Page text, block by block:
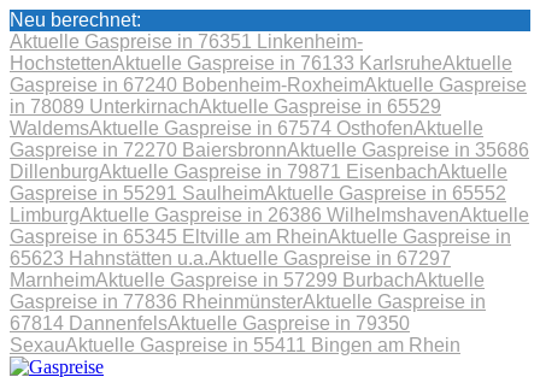
Neu berechnet:
Aktuelle Gaspreise in 76351 Linkenheim-
HochstettenAktuelle Gaspreise in 76133 KarlsruheAktuelle
Gaspreise in 67240 Bobenheim-RoxheimAktuelle Gaspreise
in 78089 UnterkirnachAktuelle Gaspreise in 65529
WaldemsAktuelle Gaspreise in 67574 OsthofenAktuelle
Gaspreise in 72270 BaiersbronnAktuelle Gaspreise in 35686
DillenburgAktuelle Gaspreise in 79871 EisenbachAktuelle
Gaspreise in 55291 SaulheimAktuelle Gaspreise in 65552
LimburgAktuelle Gaspreise in 26386 WilhelmshavenAktuelle
Gaspreise in 65345 Eltville am RheinAktuelle Gaspreise in
65623 Hahnstätten u.a.Aktuelle Gaspreise in 67297
MarnheimAktuelle Gaspreise in 57299 BurbachAktuelle
Gaspreise in 77836 RheinmünsterAktuelle Gaspreise in
67814 DannenfelsAktuelle Gaspreise in 79350
SexauAktuelle Gaspreise in 55411 Bingen am Rhein
Skip